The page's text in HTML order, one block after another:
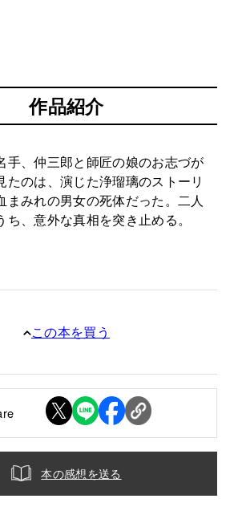
作品紹介
手、仲三郎と師匠の娘のお志づが
たのは、演じた浄瑠璃のストーリ
まみれの男女の死体だった。二人
、意外な真相を突き止める。
この本を買う
本の感想を送る